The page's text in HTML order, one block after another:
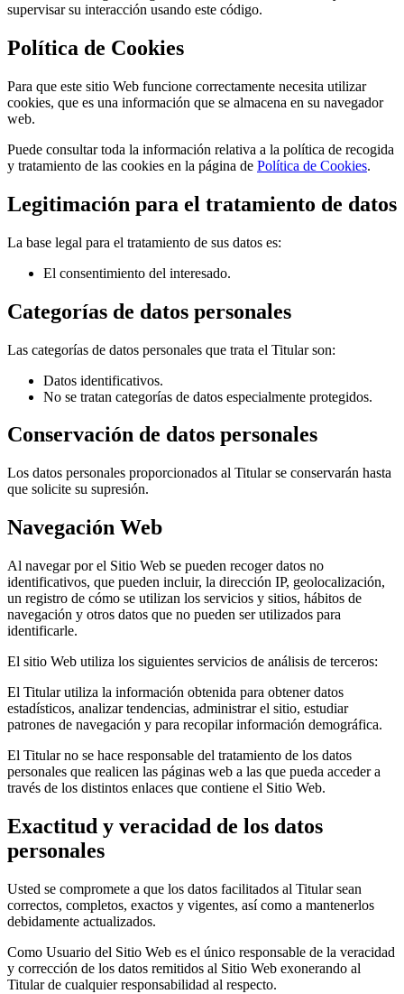
supervisar su interacción usando este código.
Política de Cookies
Para que este sitio Web funcione correctamente necesita utilizar
cookies, que es una información que se almacena en su navegador
web.
Puede consultar toda la información relativa a la política de recogida
y tratamiento de las cookies en la página de Política de Cookies.
Legitimación para el tratamiento de datos
La base legal para el tratamiento de sus datos es:
El consentimiento del interesado.
Categorías de datos personales
Las categorías de datos personales que trata el Titular son:
Datos identificativos.
No se tratan categorías de datos especialmente protegidos.
Conservación de datos personales
Los datos personales proporcionados al Titular se conservarán hasta
que solicite su supresión.
Navegación Web
Al navegar por el Sitio Web se pueden recoger datos no
identificativos, que pueden incluir, la dirección IP, geolocalización,
un registro de cómo se utilizan los servicios y sitios, hábitos de
navegación y otros datos que no pueden ser utilizados para
identificarle.
El sitio Web utiliza los siguientes servicios de análisis de terceros:
El Titular utiliza la información obtenida para obtener datos
estadísticos, analizar tendencias, administrar el sitio, estudiar
patrones de navegación y para recopilar información demográfica.
El Titular no se hace responsable del tratamiento de los datos
personales que realicen las páginas web a las que pueda acceder a
través de los distintos enlaces que contiene el Sitio Web.
Exactitud y veracidad de los datos
personales
Usted se compromete a que los datos facilitados al Titular sean
correctos, completos, exactos y vigentes, así como a mantenerlos
debidamente actualizados.
Como Usuario del Sitio Web es el único responsable de la veracidad
y corrección de los datos remitidos al Sitio Web exonerando al
Titular de cualquier responsabilidad al respecto.